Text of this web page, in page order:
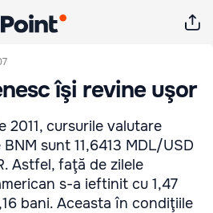
îşi revine uşor
2011, cursurile valutare
sunt 11,6413 MDL/USD
Astfel, faţă de zilele
s-a ieftinit cu 1,47
bani. Aceasta în condiţiile